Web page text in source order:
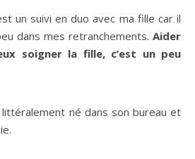
un suivi en duo avec ma fille car il
dans mes retranchements. Aider
soigner la fille, c’est un peu
littéralement né dans son bureau et